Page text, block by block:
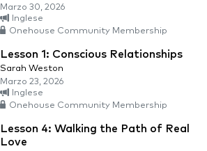
Marzo 30, 2026
Inglese
Onehouse Community Membership
Lesson 1: Conscious Relationships
Sarah Weston
Marzo 23, 2026
Inglese
Onehouse Community Membership
Lesson 4: Walking the Path of Real
Love